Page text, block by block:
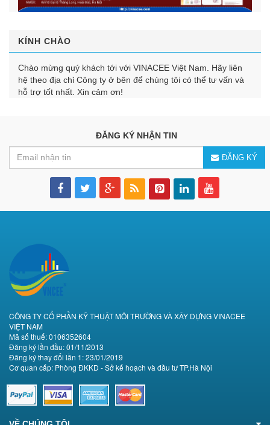
KÍNH CHÀO
Chào mừng quý khách tới với VINACEE Việt Nam. Hãy liên
hệ theo địa chỉ Công ty ở bên để chúng tôi có thể tư vấn và
hỗ trợ tốt nhất. Xin cảm ơn!
ĐĂNG KÝ NHẬN TIN
ĐĂNG KÝ
CÔNG TY CỔ PHẦN KỸ THUẬT MÔI TRƯỜNG VÀ XÂY DỰNG VINACEE
VIỆT NAM
Mã số thuế: 0106352604
Đăng ký lần đầu: 01/11/2013
Đăng ký thay đổi lần 1: 23/01/2019
Cơ quan cấp: Phòng ĐKKD - Sở kế hoạch và đầu tư TP.Hà Nội